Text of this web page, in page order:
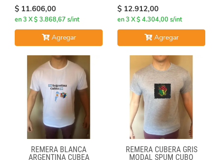
$ 11.606,00
en 3 X $ 3.868,67 s/int
Agregar
$ 12.912,00
en 3 X $ 4.304,00 s/int
Agregar
REMERA BLANCA
ARGENTINA CUBEA
REMERA CUBERA GRIS
MODAL SPUM CUBO